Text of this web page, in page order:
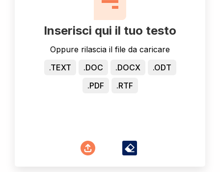
Inserisci qui il tuo testo
Oppure rilascia il file da caricare
.TEXT
.DOC .DOCX
.ODT
.PDF
.RTF